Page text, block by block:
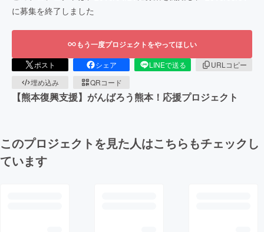
に募集を終了しました
もう一度プロジェクトをやってほしい
ポスト シェア LINEで送る
URLコピー
埋め込み
QRコード
【熊本復興支援】がんばろう熊本！応援プロジェクト
このプロジェクトを見た人はこちらもチェックし
ています